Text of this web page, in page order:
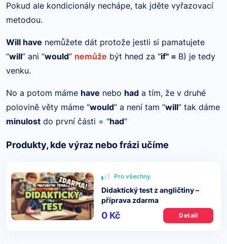
Pokud ale kondicionály nechápe, tak jděte vyřazovací
metodou.
Will have nemůžete dát protože jestli si pamatujete
“will” ani “would” nemůže být hned za "if" = B) je tedy
venku.
No a potom máme have nebo had a tím, že v druhé
polovině věty máme “would” a není tam “will” tak dáme
minulost do první části = "had"
Produkty, kde výraz nebo frázi učíme
Pro všechny
Didaktický test z angličtiny –
příprava zdarma
0 Kč Detail